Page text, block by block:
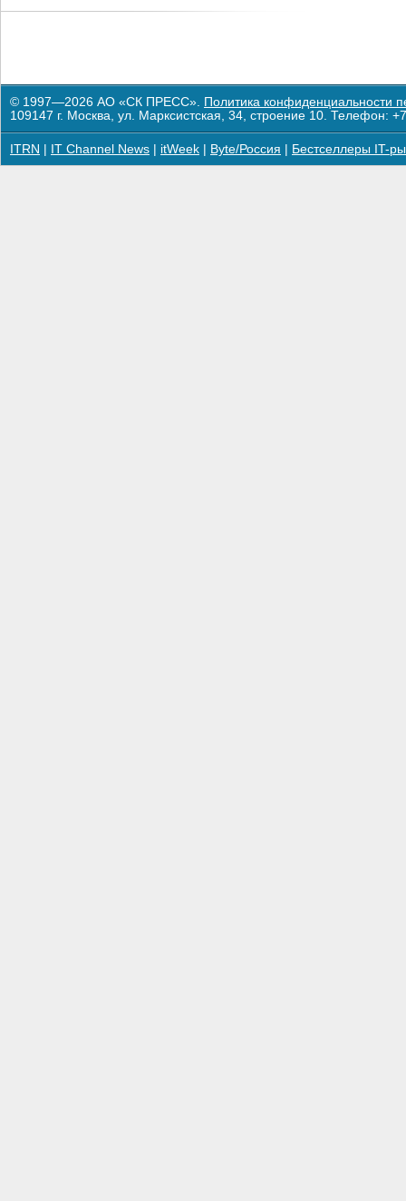
© 1997—2026 АО «СК ПРЕСС». Политика конфиденциальности
109147 г. Москва, ул. Марксистская, 34, строение 10. Телефон:
ITRN IT Channel News itWeek Byte/Россия Бестселлеры IT-